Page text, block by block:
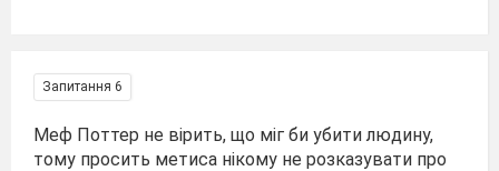
Запитання 6
Меф Поттер не вірить, що міг би убити людину,
тому просить метиса нікому не розказувати про